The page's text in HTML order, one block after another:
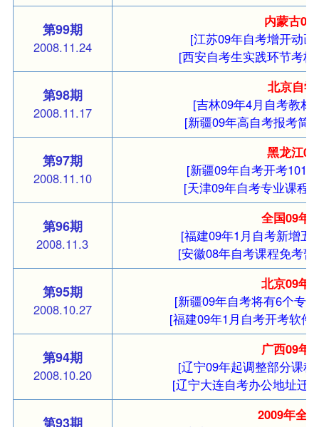
第99期
2008.11.24
内蒙古09
[江苏09年自考增开动
[西安自考生实践环节考
第98期
2008.11.17
北京自
[吉林09年4月自考教材
[新疆09年高自考报考简
第97期
2008.11.10
黑龙江
[新疆09年自考开考101
[天津09年自考专业课程
第96期
2008.11.3
全国09年
[福建09年1月自考新增五
[安徽08年自考课程免考
第95期
2008.10.27
北京09年
[新疆09年自考将有6个专
[福建09年1月自考开考软件
第94期
2008.10.20
广西09年
[辽宁09年起调整部分课
[辽宁大连自考办公地址迁
第93期
2009年全